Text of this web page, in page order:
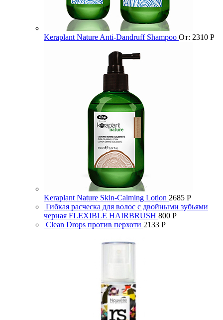
Keraplant Nature Anti-Dandruff Shampoo От: 2310 Р
Keraplant Nature Skin-Calming Lotion 2685 Р
Гибкая расческа для волос с двойными зубьями
черная FLEXIBLE HAIRBRUSH 800 Р
Clean Drops против перхоти 2133 Р